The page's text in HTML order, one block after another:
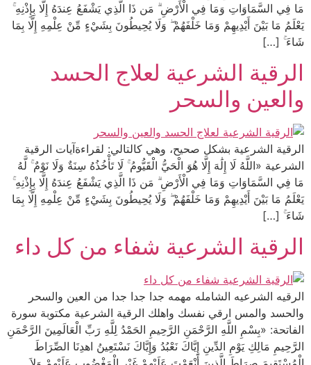
مَا فِي السَّمَاوَاتِ وَمَا فِي الْأَرْضِ ۗ مَن ذَا الَّذِي يَشْفَعُ عِندَهُ إِلَّا بِإِذْنِهِ ۚ
يَعْلَمُ مَا بَيْنَ أَيْدِيهِمْ وَمَا خَلْفَهُمْ ۖ وَلَا يُحِيطُونَ بِشَيْءٍ مِّنْ عِلْمِهِ إِلَّا بِمَا
شَاءَ ۚ […]
الرقية الشرعية لعلاج الحسد
والعين والسحر
الرقية الشرعية بشكل صحيح، وهي كالتالي: لقراءةآيات الرقية
الشرعية «اللَّهُ لَا إِلَٰهَ إِلَّا هُوَ الْحَيُّ الْقَيُّومُ ۚ لَا تَأْخُذُهُ سِنَةٌ وَلَا نَوْمٌ ۚ لَّهُ
مَا فِي السَّمَاوَاتِ وَمَا فِي الْأَرْضِ ۗ مَن ذَا الَّذِي يَشْفَعُ عِندَهُ إِلَّا بِإِذْنِهِ ۚ
يَعْلَمُ مَا بَيْنَ أَيْدِيهِمْ وَمَا خَلْفَهُمْ ۖ وَلَا يُحِيطُونَ بِشَيْءٍ مِّنْ عِلْمِهِ إِلَّا بِمَا
شَاءَ ۚ […]
الرقية الشرعية شفاء من كل داء
الرقيه الشرعيه الشامله مهمه جدا جدا جدا من العين والسحر
والحسد والمس ارقي نفسك واهلك الرقية الشرعية مكتوبة سورة
الفاتحة: «بِسْمِ اللَّهِ الرَّحْمَنِ الرَّحِيمِ الحَمْدُ لِلَّهِ رَبِّ الْعَالَمِينَ الرَّحْمَنِ
الرَّحِيمِ مَالِكِ يَوْمِ الدِّينِ إِيَّاكَ نَعْبُدُ وَإِيَّاكَ نَسْتَعِينُ اهدِنَا الصِّرَاطَ